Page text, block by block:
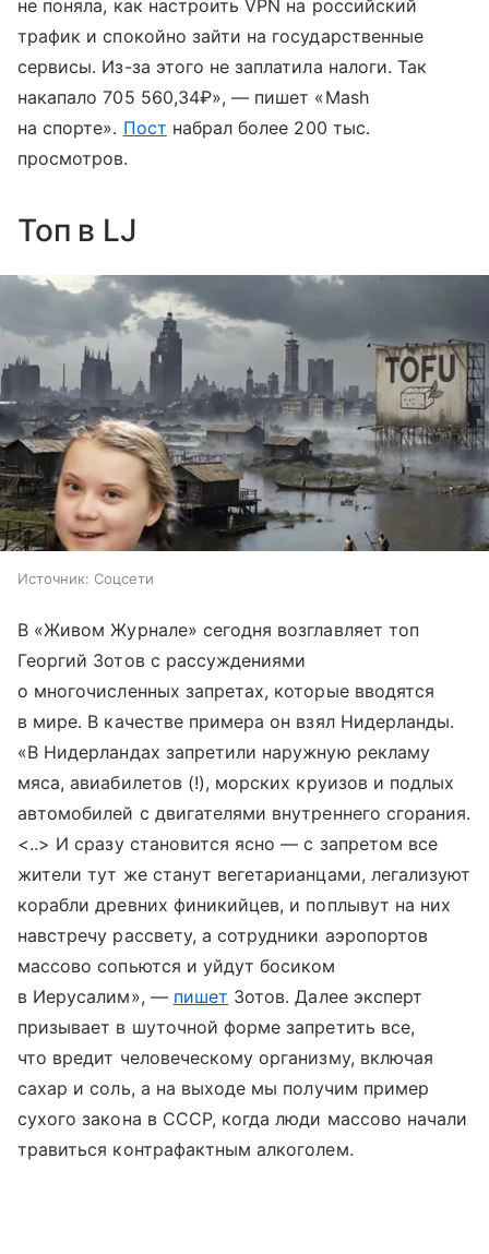
не поняла, как настроить VPN на российский
трафик и спокойно зайти на государственные
сервисы. Из-за этого не заплатила налоги. Так
накапало 705 560,34₽», — пишет «Mash
на спорте». Пост набрал более 200 тыс.
просмотров.
Топ в LJ
Источник: Соцсети
В «Живом Журнале» сегодня возглавляет топ
Георгий Зотов с рассуждениями
о многочисленных запретах, которые вводятся
в мире. В качестве примера он взял Нидерланды.
«В Нидерландах запретили наружную рекламу
мяса, авиабилетов (!), морских круизов и подлых
автомобилей с двигателями внутреннего сгорания.
<..> И сразу становится ясно — с запретом все
жители тут же станут вегетарианцами, легализуют
корабли древних финикийцев, и поплывут на них
навстречу рассвету, а сотрудники аэропортов
массово сопьются и уйдут босиком
в Иерусалим», — пишет Зотов. Далее эксперт
призывает в шуточной форме запретить все,
что вредит человеческому организму, включая
сахар и соль, а на выходе мы получим пример
сухого закона в СССР, когда люди массово начали
травиться контрафактным алкоголем.